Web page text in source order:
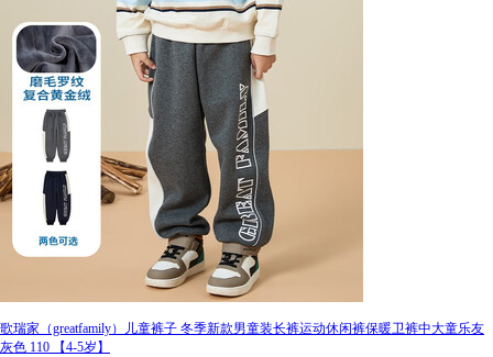
歌瑞家（greatfamily）儿童裤子 冬季新款男童装长裤运动休闲裤保暖卫裤中大童乐友
灰色 110 【4-5岁】